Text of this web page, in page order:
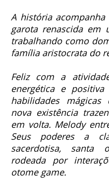
A história
garota renascida em
trabalhando como
família aristocrata do
Feliz com a
energética e
habilidades
nova existência
em volta. Melody
Seus poderes a
sacerdotisa, santa
rodeada por
otome game.